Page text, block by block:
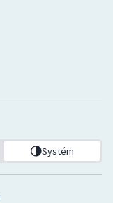
Systém